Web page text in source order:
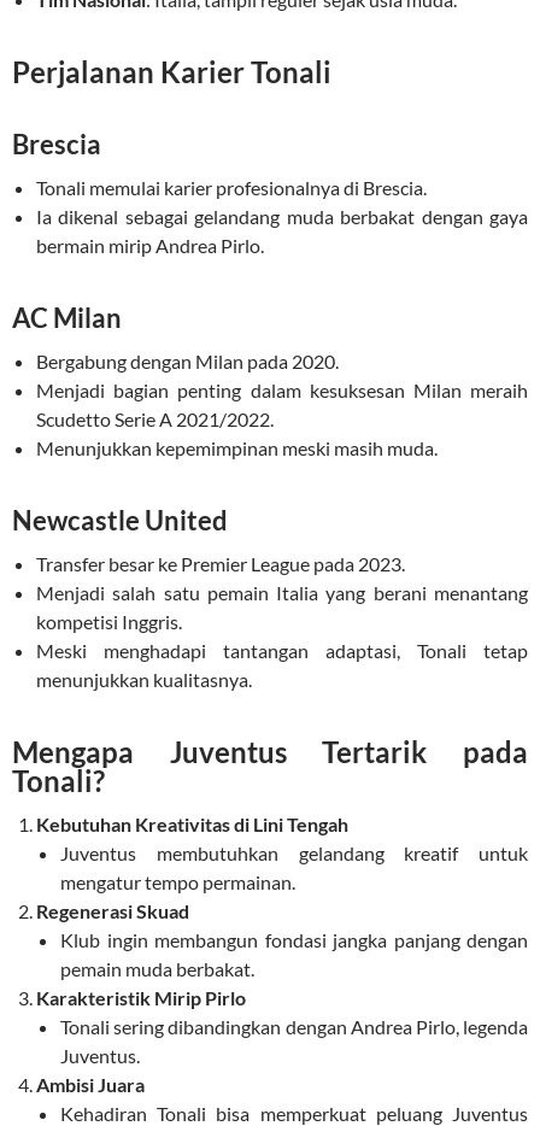
Perjalanan Karier Tonali
Brescia
Tonali memulai karier profesionalnya di Brescia.
Ia dikenal sebagai gelandang muda berbakat dengan gaya
bermain mirip Andrea Pirlo.
AC Milan
Bergabung dengan Milan pada 2020.
Menjadi bagian penting dalam kesuksesan Milan meraih
Scudetto Serie A 2021/2022.
Menunjukkan kepemimpinan meski masih muda.
Newcastle United
Transfer besar ke Premier League pada 2023.
Menjadi salah satu pemain Italia yang berani menantang
kompetisi Inggris.
Meski menghadapi tantangan adaptasi, Tonali tetap
menunjukkan kualitasnya.
Mengapa Juventus Tertarik pada
Tonali?
Kebutuhan Kreativitas di Lini Tengah
Juventus membutuhkan gelandang kreatif untuk
mengatur tempo permainan.
Regenerasi Skuad
Klub ingin membangun fondasi jangka panjang dengan
pemain muda berbakat.
Karakteristik Mirip Pirlo
Tonali sering dibandingkan dengan Andrea Pirlo, legenda
Juventus.
Ambisi Juara
Kehadiran Tonali bisa memperkuat peluang Juventus